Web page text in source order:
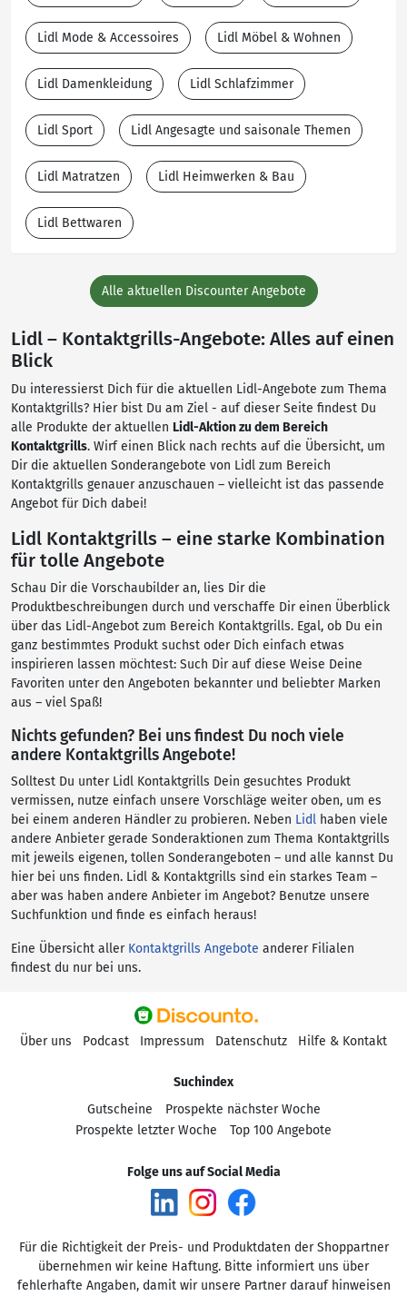
Lidl Mode & Accessoires Lidl Möbel & Wohnen
Lidl Damenkleidung Lidl Schlafzimmer
Lidl Sport Lidl Angesagte und saisonale Themen
Lidl Matratzen Lidl Heimwerken & Bau
Lidl Bettwaren
Alle aktuellen Discounter Angebote
Lidl – Kontaktgrills-Angebote: Alles auf einen
Blick
Du interessierst Dich für die aktuellen Lidl-Angebote zum Thema
Kontaktgrills? Hier bist Du am Ziel - auf dieser Seite findest Du
alle Produkte der aktuellen Lidl-Aktion zu dem Bereich
Kontaktgrills. Wirf einen Blick nach rechts auf die Übersicht, um
Dir die aktuellen Sonderangebote von Lidl zum Bereich
Kontaktgrills genauer anzuschauen – vielleicht ist das passende
Angebot für Dich dabei!
Lidl Kontaktgrills – eine starke Kombination
für tolle Angebote
Schau Dir die Vorschaubilder an, lies Dir die
Produktbeschreibungen durch und verschaffe Dir einen Überblick
über das Lidl-Angebot zum Bereich Kontaktgrills. Egal, ob Du ein
ganz bestimmtes Produkt suchst oder Dich einfach etwas
inspirieren lassen möchtest: Such Dir auf diese Weise Deine
Favoriten unter den Angeboten bekannter und beliebter Marken
aus – viel Spaß!
Nichts gefunden? Bei uns findest Du noch viele
andere Kontaktgrills Angebote!
Solltest Du unter Lidl Kontaktgrills Dein gesuchtes Produkt
vermissen, nutze einfach unsere Vorschläge weiter oben, um es
bei einem anderen Händler zu probieren. Neben Lidl haben viele
andere Anbieter gerade Sonderaktionen zum Thema Kontaktgrills
mit jeweils eigenen, tollen Sonderangeboten – und alle kannst Du
hier bei uns finden. Lidl & Kontaktgrills sind ein starkes Team –
aber was haben andere Anbieter im Angebot? Benutze unsere
Suchfunktion und finde es einfach heraus!
Eine Übersicht aller Kontaktgrills Angebote anderer Filialen
findest du nur bei uns.
Über uns Podcast Impressum Datenschutz Hilfe & Kontakt
Suchindex
Gutscheine
Prospekte nächster Woche
Prospekte letzter Woche
Top 100 Angebote
Folge uns auf Social Media
Für die Richtigkeit der Preis- und Produktdaten der Shoppartner
übernehmen wir keine Haftung. Bitte informiert uns über
fehlerhafte Angaben, damit wir unsere Partner darauf hinweisen